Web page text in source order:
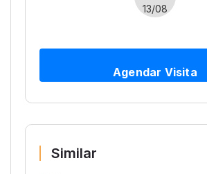
13/08
Agendar Visita
Similar